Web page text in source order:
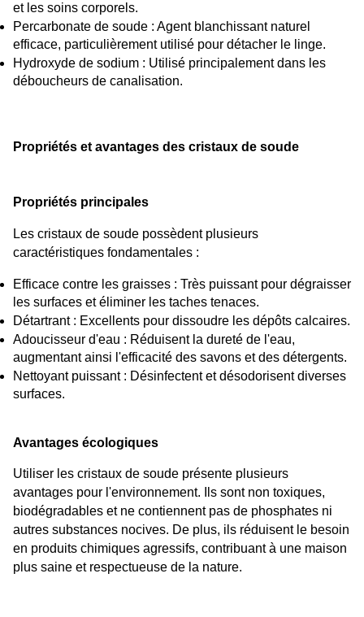
et les soins corporels.
Percarbonate de soude : Agent blanchissant naturel
efficace, particulièrement utilisé pour détacher le linge.
Hydroxyde de sodium : Utilisé principalement dans les
déboucheurs de canalisation.
Propriétés et avantages des cristaux de soude
Propriétés principales
Les cristaux de soude possèdent plusieurs
caractéristiques fondamentales :
Efficace contre les graisses : Très puissant pour dégraisser
les surfaces et éliminer les taches tenaces.
Détartrant : Excellents pour dissoudre les dépôts calcaires.
Adoucisseur d'eau : Réduisent la dureté de l'eau,
augmentant ainsi l'efficacité des savons et des détergents.
Nettoyant puissant : Désinfectent et désodorisent diverses
surfaces.
Avantages écologiques
Utiliser les cristaux de soude présente plusieurs
avantages pour l'environnement. Ils sont non toxiques,
biodégradables et ne contiennent pas de phosphates ni
autres substances nocives. De plus, ils réduisent le besoin
en produits chimiques agressifs, contribuant à une maison
plus saine et respectueuse de la nature.